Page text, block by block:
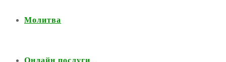
Молитва
Онлайн послуги